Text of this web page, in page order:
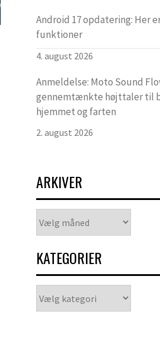
Android 17 opdatering: Her
funktioner
4. august 2026
Anmeldelse: Moto Sound
gennemtænkte højttaler til
hjemmet og farten
2. august 2026
ARKIVER
KATEGORIER